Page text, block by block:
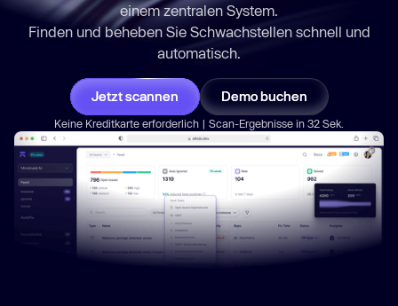
einem zentralen System.
Finden und beheben Sie Schwachstellen schnell und
automatisch.
Jetzt scannen Demo buchen
Keine Kreditkarte erforderlich | Scan-Ergebnisse in 32 Sek.